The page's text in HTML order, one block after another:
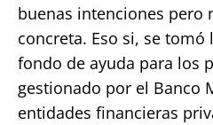
buenas intenciones pero
concreta. Eso si, se
fondo de ayuda para los
gestionado por el Banco
entidades financieras